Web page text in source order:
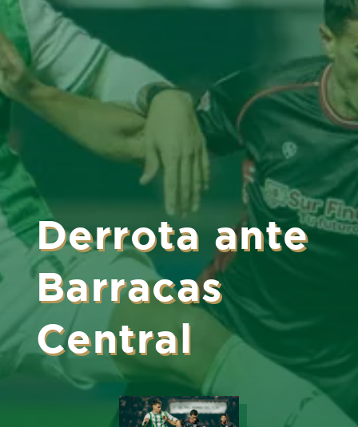
Derrota ante
Barracas
Central